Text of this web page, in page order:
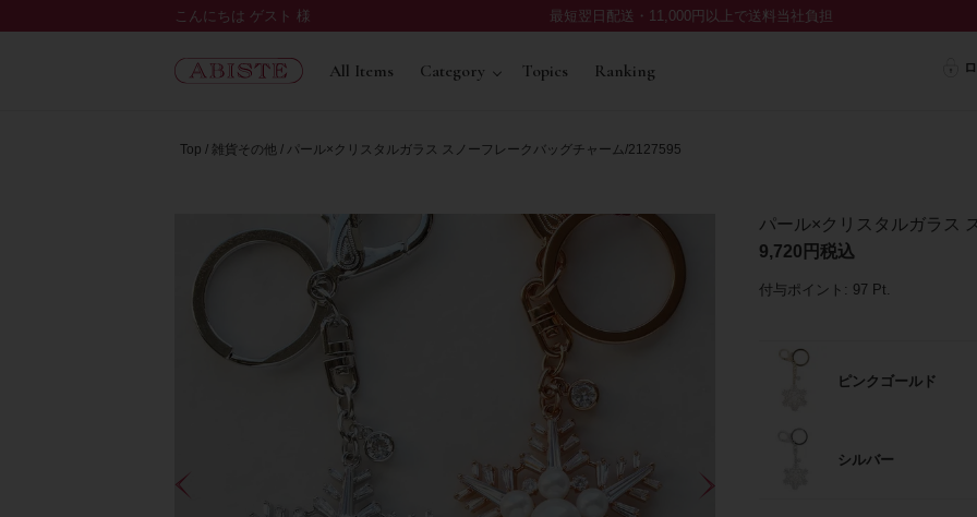
こんにちは ゲスト 様 最短翌日配送・11,000円以上で送料当社負担
All Items Category Topics Ranking
Top 雑貨その他 パール×クリスタルガラス スノーフレークバッグチャーム/2127595
パール×クリスタルガラス
9,720
税込
付与ポイント: 97 Pt.
ピンクゴールド
シルバー